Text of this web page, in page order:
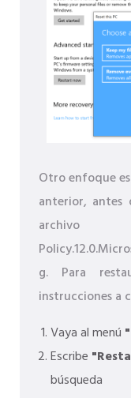
Otro enfoque
anterior,
archivo
g. Para
instrucciones a
Vaya al menú
Escribe
búsqueda